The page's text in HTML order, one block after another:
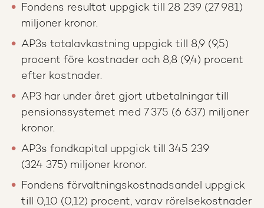
Fondens resultat uppgick till 28 239 (27 981)
miljoner kronor.
AP3s totalavkastning uppgick till 8,9 (9,5)
procent före kostnader och 8,8 (9,4) procent
efter kostnader.
AP3 har under året gjort utbetalningar till
pensionssystemet med 7 375 (6 637) miljoner
kronor.
AP3s fondkapital uppgick till 345 239
(324 375) miljoner kronor.
Fondens förvaltningskostnadsandel uppgick
till 0,10 (0,12) procent, varav rörelsekostnader